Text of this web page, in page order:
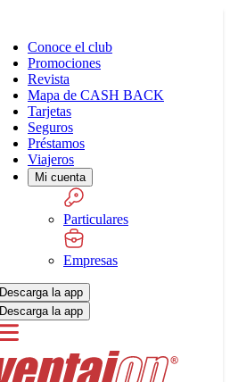
Conoce el club
Promociones
Revista
Mapa de CASH BACK
Tarjetas
Seguros
Préstamos
Viajeros
Mi cuenta
Particulares
Empresas
Descarga la app
Descarga la app